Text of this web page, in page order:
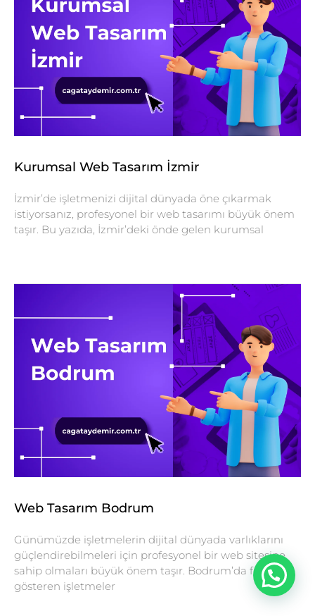
Kurumsal Web Tasarım İzmir
İzmir’de işletmenizi dijital dünyada öne çıkarmak
istiyorsanız, profesyonel bir web tasarımı büyük önem
taşır. Bu yazıda, İzmir’deki önde gelen kurumsal
Web Tasarım Bodrum
Günümüzde işletmelerin dijital dünyada varlıklarını
güçlendirebilmeleri için profesyonel bir web sitesine
sahip olmaları büyük önem taşır. Bodrum’da faaliyet
gösteren işletmeler